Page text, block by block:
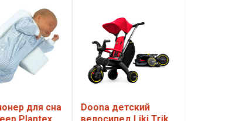
для сна
Doona детский